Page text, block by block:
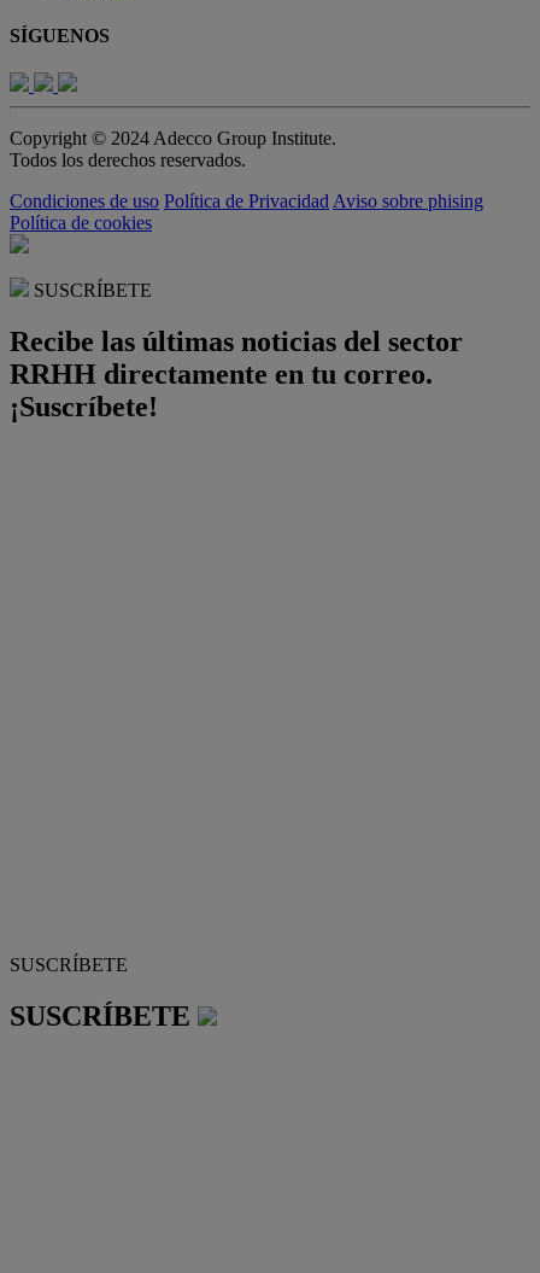
SÍGUENOS
Copyright © 2024 Adecco Group Institute.
Todos los derechos reservados.
Condiciones de uso Política de Privacidad Aviso sobre phising
Política de cookies
SUSCRÍBETE
Recibe las últimas noticias del sector
RRHH directamente en tu correo.
¡Suscríbete!
SUSCRÍBETE
SUSCRÍBETE